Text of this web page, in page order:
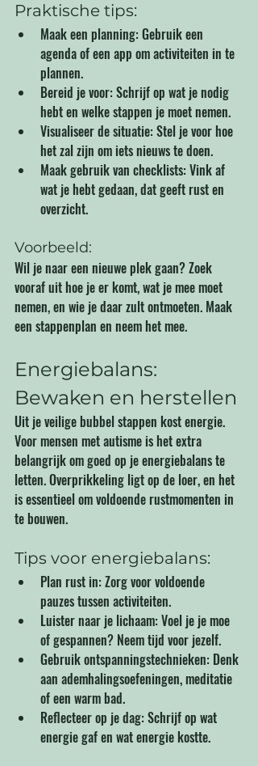
Praktische tips:
Maak een planning: Gebruik een
agenda of een app om activiteiten in te
plannen.
Bereid je voor: Schrijf op wat je nodig
hebt en welke stappen je moet nemen.
Visualiseer de situatie: Stel je voor hoe
het zal zijn om iets nieuws te doen.
Maak gebruik van checklists: Vink af
wat je hebt gedaan, dat geeft rust en
overzicht.
Voorbeeld:
Wil je naar een nieuwe plek gaan? Zoek
vooraf uit hoe je er komt, wat je mee moet
nemen, en wie je daar zult ontmoeten. Maak
een stappenplan en neem het mee.
Energiebalans:
Bewaken en herstellen
Uit je veilige bubbel stappen kost energie.
Voor mensen met autisme is het extra
belangrijk om goed op je energiebalans te
letten. Overprikkeling ligt op de loer, en het
is essentieel om voldoende rustmomenten in
te bouwen.
Tips voor energiebalans:
Plan rust in: Zorg voor voldoende
pauzes tussen activiteiten.
Luister naar je lichaam: Voel je je moe
of gespannen? Neem tijd voor jezelf.
Gebruik ontspanningstechnieken: Denk
aan ademhalingsoefeningen, meditatie
of een warm bad.
Reflecteer op je dag: Schrijf op wat
energie gaf en wat energie kostte.